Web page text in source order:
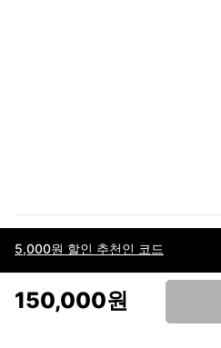
5,000원 할인 추천인 코드
150,000원
이용약관고객센터판매개인정보